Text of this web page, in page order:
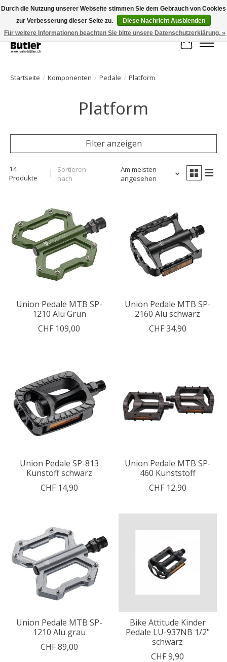
Große Auswahl an Produkten und schneller Versand!
Ihr
Startseite / Komponenten / Pedale / Platform
Platform
Filter anzeigen
14
Produkte
Sortieren
nach
Am meisten
angesehen
Union Pedale MTB SP-
1210 Alu Grün
CHF 109,00
Union Pedale MTB SP-
2160 Alu schwarz
CHF 34,90
Union Pedale SP-813
Kunstoff schwarz
CHF 14,90
Union Pedale MTB SP-
460 Kunststoff
CHF 12,90
Union Pedale MTB SP-
1210 Alu grau
CHF 89,00
Bike Attitude Kinder
Pedale LU-937NB 1/2"
schwarz
CHF 9,90
Durch die Nutzung unserer Webseite stimmen Sie dem Gebrauch von Cookies
zur Verbesserung dieser Seite zu.
Diese Nachricht Ausblenden
Für weitere Informationen beachten Sie bitte unsere Datenschutzerklärung. »